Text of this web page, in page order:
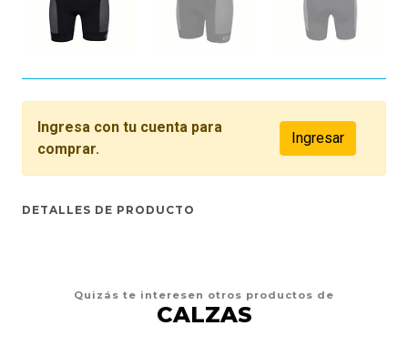
Ingresa con tu cuenta para
comprar.
Ingresar
DETALLES DE PRODUCTO
Quizás te interesen otros productos de
CALZAS